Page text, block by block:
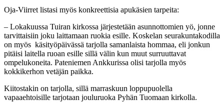
Oja-Viirret listasi myös konkreettisia apukäsien tarpeita:
– Lokakuussa Tuiran kirkossa järjestetään asunnottomien yö, jonne
tarvittaisiin joku laittamaan ruokia esille. Koskelan seurakuntakodilla
on myös käsityöpäivässä tarjolla samanlaista hommaa, eli jonkun
pitäisi laitella ruoan esille sillä välin kun muut surruuttavat
ompelukoneita. Pateniemen Ankkurissa olisi tarjolla myös
kokkikerhon vetäjän paikka.
Kiitostakin on tarjolla, sillä marraskuun loppupuolella
vapaaehtoisille tarjotaan jouluruoka Pyhän Tuomaan kirkolla.